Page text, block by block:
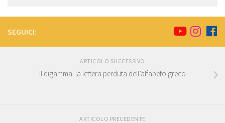
SEGUICI:
ARTICOLO SUCCESSIVO
Il digamma: la lettera perduta dell’alfabeto greco
ARTICOLO PRECEDENTE